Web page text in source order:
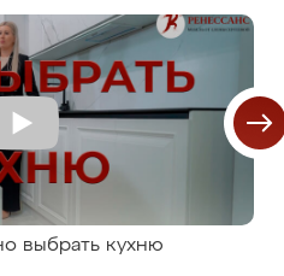
выбрать кухню